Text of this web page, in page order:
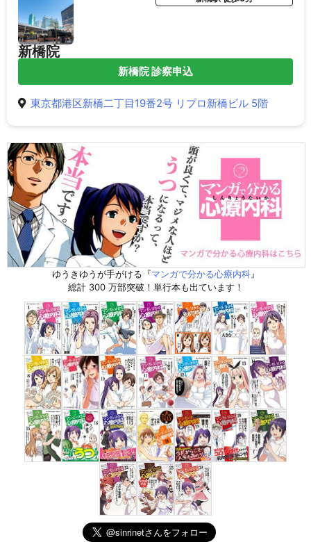
新橋院
新橋院 診察申込
東京都港区新橋二丁目19番2号 リプロ新橋ビル 5階
ゆうきゆうが手がける『マンガで分かる心療内科』
総計 300 万部突破！単行本も出ています！